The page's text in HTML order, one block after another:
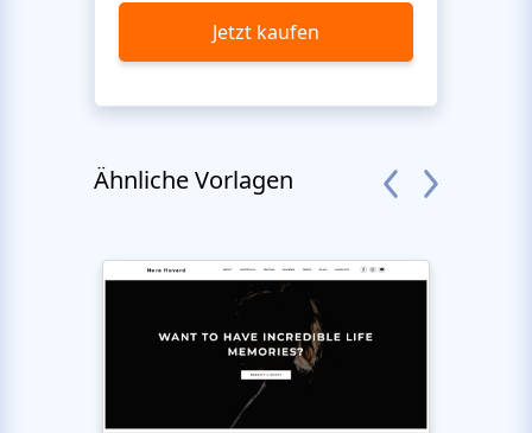
Jetzt kaufen
Ähnliche Vorlagen